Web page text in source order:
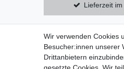
Lieferzeit
Widerrufsrecht
Wir verwenden Cookies
Besucher:innen unserer
Drittanbietern